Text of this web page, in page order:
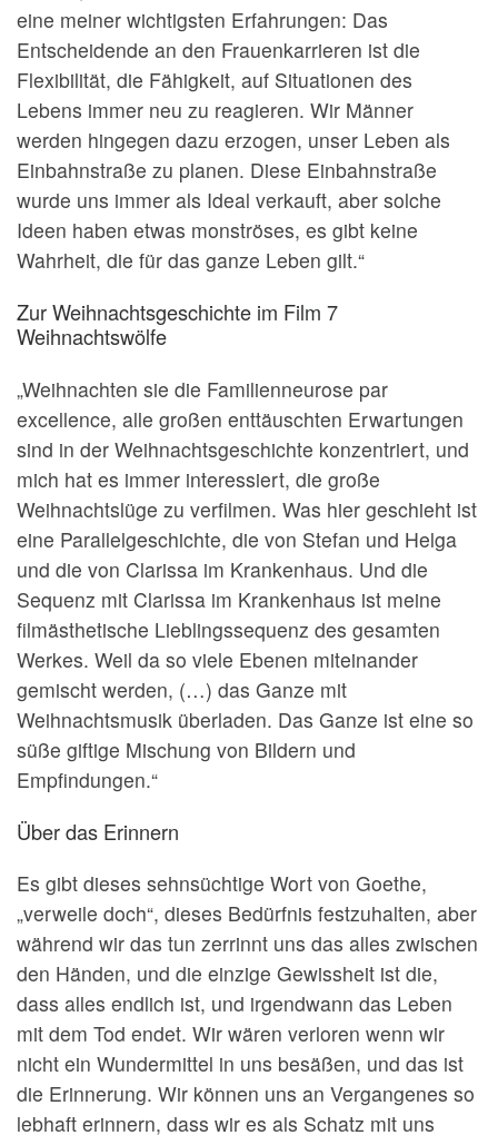
eine meiner wichtigsten Erfahrungen: Das
Entscheidende an den Frauenkarrieren ist die
Flexibilität, die Fähigkeit, auf Situationen des
Lebens immer neu zu reagieren. Wir Männer
werden hingegen dazu erzogen, unser Leben als
Einbahnstraße zu planen. Diese Einbahnstraße
wurde uns immer als Ideal verkauft, aber solche
Ideen haben etwas monströses, es gibt keine
Wahrheit, die für das ganze Leben gilt.“
Zur Weihnachtsgeschichte im Film 7
Weihnachtswölfe
„Weihnachten sie die Familienneurose par
excellence, alle großen enttäuschten Erwartungen
sind in der Weihnachtsgeschichte konzentriert, und
mich hat es immer interessiert, die große
Weihnachtslüge zu verfilmen. Was hier geschieht ist
eine Parallelgeschichte, die von Stefan und Helga
und die von Clarissa im Krankenhaus. Und die
Sequenz mit Clarissa im Krankenhaus ist meine
filmästhetische Lieblingssequenz des gesamten
Werkes. Weil da so viele Ebenen miteinander
gemischt werden, (…) das Ganze mit
Weihnachtsmusik überladen. Das Ganze ist eine so
süße giftige Mischung von Bildern und
Empfindungen.“
Über das Erinnern
Es gibt dieses sehnsüchtige Wort von Goethe,
„verweile doch“, dieses Bedürfnis festzuhalten, aber
während wir das tun zerrinnt uns das alles zwischen
den Händen, und die einzige Gewissheit ist die,
dass alles endlich ist, und irgendwann das Leben
mit dem Tod endet. Wir wären verloren wenn wir
nicht ein Wundermittel in uns besäßen, und das ist
die Erinnerung. Wir können uns an Vergangenes so
lebhaft erinnern, dass wir es als Schatz mit uns